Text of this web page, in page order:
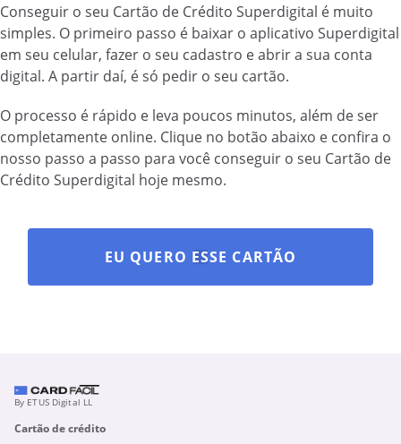
Conseguir o seu Cartão de Crédito Superdigital é muito
simples. O primeiro passo é baixar o aplicativo Superdigital
em seu celular, fazer o seu cadastro e abrir a sua conta
digital. A partir daí, é só pedir o seu cartão.
O processo é rápido e leva poucos minutos, além de ser
completamente online. Clique no botão abaixo e confira o
nosso passo a passo para você conseguir o seu Cartão de
Crédito Superdigital hoje mesmo.
EU QUERO ESSE CARTÃO
By ETUS Digital LL
Cartão de crédito